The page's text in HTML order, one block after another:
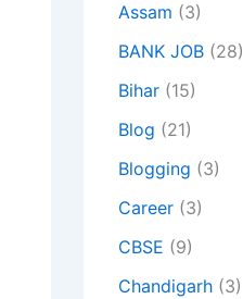
Assam (3)
BANK JOB (28)
Bihar (15)
Blog (21)
Blogging (3)
Career (3)
CBSE (9)
Chandigarh (3)